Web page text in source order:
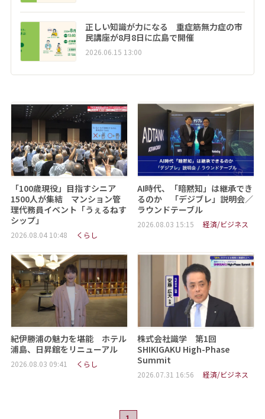
正しい知識が力になる 重症筋無力症の市
民講座が8月8日に広島で開催
2026.06.15 13:00
「100歳現役」目指すシニア
1500人が集結 マンション管
理代務員イベント「うぇるねす
シップ」
2026.08.04 10:48 くらし
AI時代、「暗黙知」は継承でき
るのか 「デジブレ」説明会／
ラウンドテーブル
2026.08.03 15:15 経済/ビジネス
紀伊勝浦の魅力を堪能 ホテル
浦島、日昇館をリニューアル
2026.08.03 09:41 くらし
株式会社識学 第1回
SHIKIGAKU High-Phase
Summit
2026.07.31 16:56 経済/ビジネス